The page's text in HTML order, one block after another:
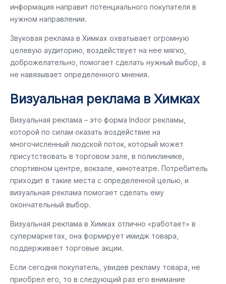
информация направит потенциального покупателя в
нужном направлении.
Звуковая реклама в Химках охватывает огромную
целевую аудиторию, воздействует на нее мягко,
доброжелательно, помогает сделать нужный выбор, а
не навязывает определенного мнения.
Визуальная реклама в Химках
Визуальная реклама – это форма Indoor рекламы,
которой по силам оказать воздействие на
многочисленный людской поток, который может
присутствовать в торговом зале, в поликлинике,
спортивном центре, вокзале, кинотеатре. Потребитель
приходит в такие места с определенной целью, и
визуальная реклама помогает сделать ему
окончательный выбор.
Визуальная реклама в Химках отлично «работает» в
супермаркетах, она формирует имидж товара,
поддерживает торговые акции.
Если сегодня покупатель, увидев рекламу товара, не
приобрел его, то в следующий раз его внимание